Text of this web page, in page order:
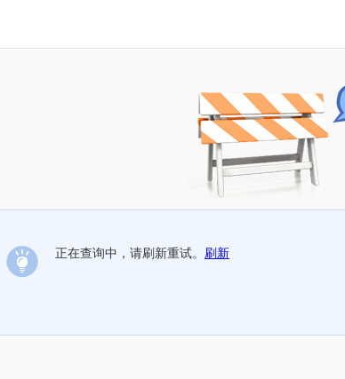
正在查询中，请刷新重试。 刷新